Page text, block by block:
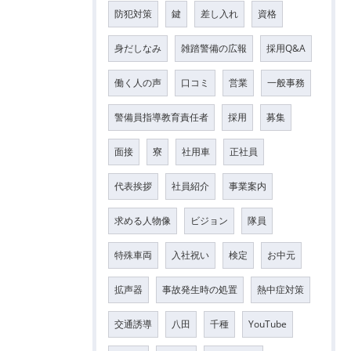
防犯対策 鍵 差し入れ 資格
身だしなみ 雑踏警備の広報 採用Q&A
働く人の声 口コミ 営業 一般事務
警備員指導教育責任者 採用 募集
面接 寮 社用車 正社員
代表挨拶 社員紹介 事業案内
求める人物像 ビジョン 隊員
特殊車両 入社祝い 検定 お中元
拡声器 事故発生時の処置 熱中症対策
交通誘導 八田 千種 YouTube